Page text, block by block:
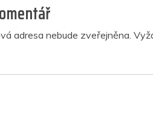
adresa nebude zveřejněna.